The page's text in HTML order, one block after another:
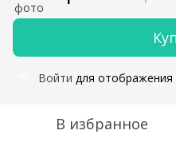
Войти для отображения
В избранное